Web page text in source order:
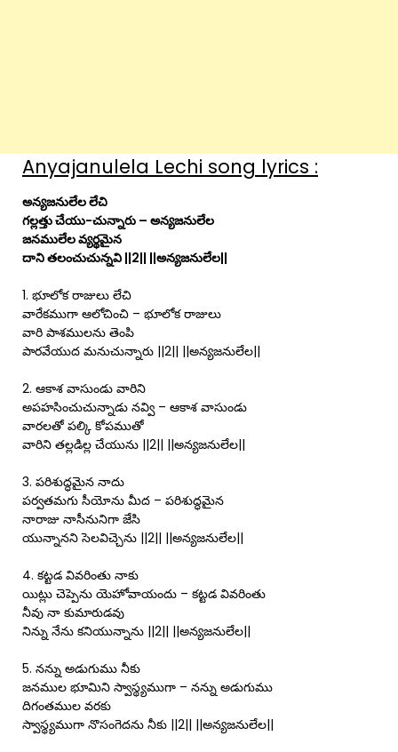
Anyajanulela Lechi song lyrics :
అన్యజనులేల లేచి
గల్లత్తు చేయు-చున్నారు – అన్యజనులేల
జనములేల వ్యర్థమైన
దాని తలంచుచున్నవి ||2|| ||అన్యజనులేల||
1. భూలోక రాజులు లేచి
వారేకముగా ఆలోచించి – భూలోక రాజులు
వారి పాశములను తెంపి
పారవేయుద మనుచున్నారు ||2|| ||అన్యజనులేల||
2. ఆకాశ వాసుండు వారిని
అపహసించుచున్నాడు నవ్వి – ఆకాశ వాసుండు
వారలతో పల్కి కోపముతో
వారిని తల్లడిల్ల చేయును ||2|| ||అన్యజనులేల||
3. పరిశుద్ధమైన నాదు
పర్వతమగు సీయోను మీద – పరిశుద్ధమైన
నారాజు నాసీనునిగా జేసి
యున్నానని సెలవిచ్చెను ||2|| ||అన్యజనులేల||
4. కట్టడ వివరింతు నాకు
యిట్లు చెప్పెను యెహోవాయందు – కట్టడ వివరింతు
నీవు నా కుమారుడవు
నిన్ను నేను కనియున్నాను ||2|| ||అన్యజనులేల||
5. నన్ను అడుగుము నీకు
జనముల భూమిని స్వాస్థ్యముగా – నన్ను అడుగుము
దిగంతముల వరకు
స్వాస్థ్యముగా నొసంగెదను నీకు ||2|| ||అన్యజనులేల||